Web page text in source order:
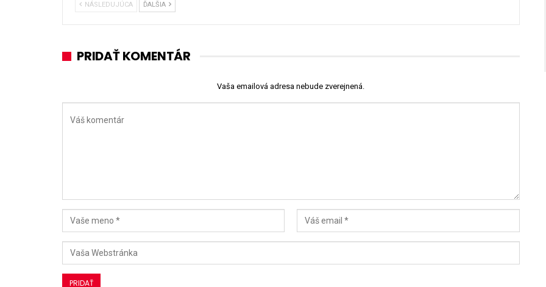
NÁSLEDUJÚCA ĎALŠIA
PRIDAŤ KOMENTÁR
Vaša emailová adresa nebude zverejnená.